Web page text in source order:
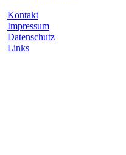
Kontakt
Impressum
Datenschutz
Links